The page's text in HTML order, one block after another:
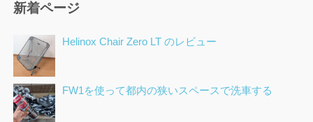
新着ページ
Helinox Chair Zero LT のレビュー
FW1を使って都内の狭いスペースで洗車する